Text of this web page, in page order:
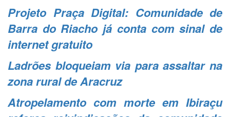
Projeto Praça Digital: Comunidade de
Barra do Riacho já conta com sinal de
internet gratuito
Ladrões bloqueiam via para assaltar na
zona rural de Aracruz
Atropelamento com morte em Ibiraçu